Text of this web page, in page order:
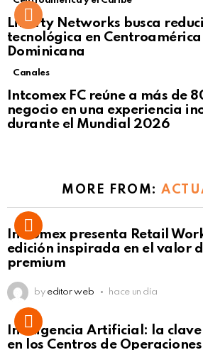
Liberty Networks busca
tecnológica en Centroamérica
Dominicana
Canales
Intcomex FC reúne a más de
negocio en una experiencia
durante el Mundial 2026
MORE FROM:
Intcomex presenta Retail
edición inspirada en el valor
premium
by editor web hace un día
Inteligencia Artificial: la
en los Centros de